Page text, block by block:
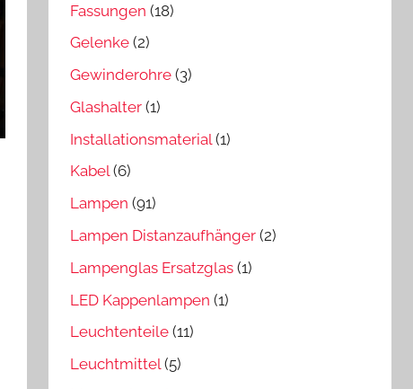
Fassungen (18)
Gelenke (2)
Gewinderohre (3)
Glashalter (1)
Installationsmaterial (1)
Kabel(6)
Lampen (91)
Lampen Distanzaufhänger (2)
Lampenglas Ersatzglas (1)
LED Kappenlampen (1)
Leuchtenteile (11)
Leuchtmittel(5)